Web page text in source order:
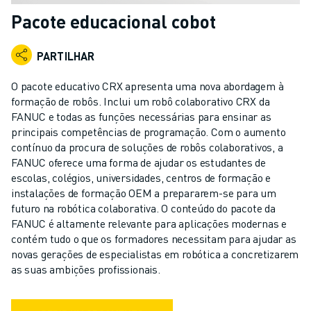
ROBÔS INDUSTRIAIS
ROBÔS COLABORATIVOS
GAMA DE ROBÔS
CONTROLADORES DE ROBÔ
ACESSÓRIOS PARA ROBÔS
SOFTWARE PARA ROBÔS
SOFTWARE DE SIMULAÇÃO
PRODUTOS DE ROBÓTICA EDUCACIONAL
AUTOMAÇÃO DE ROBÔS
ROBÔS DE SOLDADURA POR ARCO
ROBÔS ARTICULADOS
SÉRIE ARC MATE
SÉRIE M-710
SÉRIE M-900
ROBÔS DELTA
ROBÔS PARA SECTOR ALIMENTAR E SALAS LIMPAS
ROBÔS DE PINTURA
Pacote educacional cobot
PARTILHAR
O pacote educativo CRX apresenta uma nova abordagem à
formação de robôs. Inclui um robô colaborativo CRX da
FANUC e todas as funções necessárias para ensinar as
principais competências de programação. Com o aumento
contínuo da procura de soluções de robôs colaborativos, a
FANUC oferece uma forma de ajudar os estudantes de
escolas, colégios, universidades, centros de formação e
instalações de formação OEM a prepararem-se para um
futuro na robótica colaborativa. O conteúdo do pacote da
FANUC é altamente relevante para aplicações modernas e
contém tudo o que os formadores necessitam para ajudar as
novas gerações de especialistas em robótica a concretizarem
as suas ambições profissionais.